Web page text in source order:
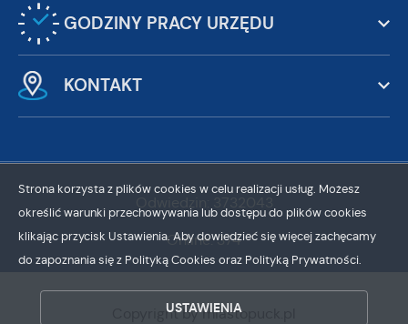
GODZINY PRACY URZĘDU
KONTAKT
Online: 374
Copyright by miastopuck.pl
Strona korzysta z plików cookies w celu realizacji usług. Możesz
określić warunki przechowywania lub dostępu do plików cookies
klikając przycisk Ustawienia. Aby dowiedzieć się więcej zachęcamy
do zapoznania się z Polityką Cookies oraz Polityką Prywatności.
USTAWIENIA
ZAPISZ WYBRANE
ZEZWÓL NA WSZYSTKIE